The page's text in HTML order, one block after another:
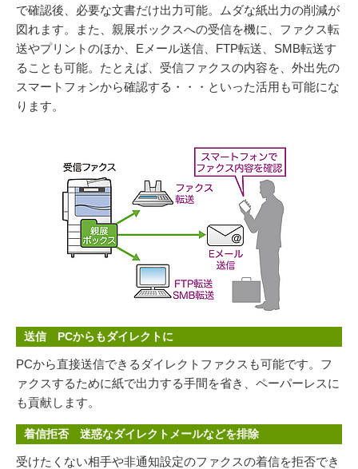
で確認後、必要な文書だけ出力可能。ムダな紙出力の削減が
図れます。また、親展ボックスへの受信を機に、ファクス転
送やプリントのほか、Eメール送信、FTP転送、SMB転送す
ることも可能。たとえば、受信ファクスの内容を、外出先の
スマートフォンから確認する・・・といった活用も可能にな
ります。
送信 PCからもダイレクトに
PCから直接送信できるダイレクトファクスも可能です。フ
ァクスするために紙で出力する手間を省き、ペーパーレスに
も貢献します。
着信拒否 迷惑なダイレクトメールなどを排除
受けたくない相手や非通知設定のファクスの着信を拒否でき